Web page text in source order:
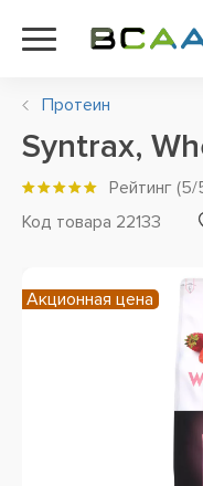
Протеин
Акционная цена
Syntrax,
Рейтинг (5/
Код товара 22133